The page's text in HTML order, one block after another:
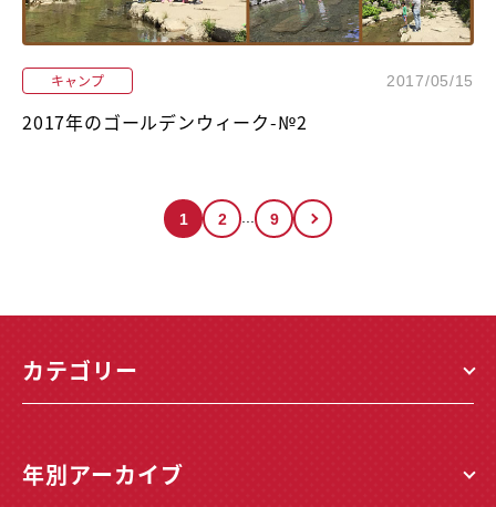
キャンプ 2017/05/15
2017年のゴールデンウィーク-№2
1 2 9
カテゴリー
年別アーカイブ